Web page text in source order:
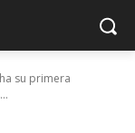
su primera